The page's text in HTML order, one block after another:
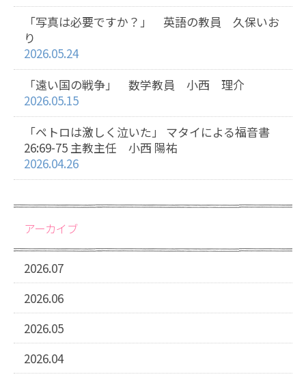
「写真は必要ですか？」 英語の教員 久保いお
り
2026.05.24
「遠い国の戦争」 数学教員 小西 理介
2026.05.15
「ペトロは激しく泣いた」 マタイによる福音書
26:69-75 主教主任 小西 陽祐
2026.04.26
アーカイブ
2026.07
2026.06
2026.05
2026.04